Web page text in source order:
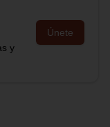
y
Únete